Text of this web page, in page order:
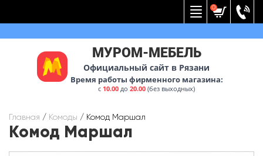
0
МУРОМ-МЕБЕЛЬ
Официальный сайт в Рязани
Время работы фирменного магазина:
с 10.00 до20.00 (без выходных)
Главная / Комоды / Комод Маршал
Комод Маршал